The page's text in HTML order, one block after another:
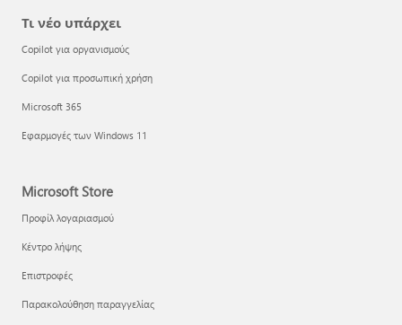
Τι νέο υπάρχει
Copilot για οργανισμούς
Copilot για προσωπική χρήση
Microsoft 365
Εφαρμογές των Windows 11
Microsoft Store
Προφίλ λογαριασμού
Κέντρο λήψης
Επιστροφές
Παρακολούθηση παραγγελίας